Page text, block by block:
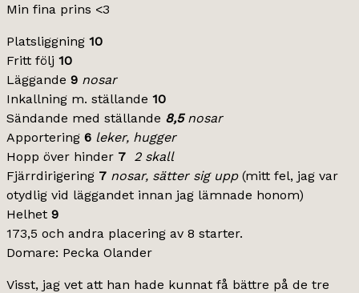
Min fina prins <3
Platsliggning 10
Fritt följ 10
Läggande 9 nosar
Inkallning m. ställande 10
Sändande med ställande 8,5nosar
Apportering 6 leker, hugger
Hopp över hinder 7 2 skall
Fjärrdirigering 7 nosar, sätter sig upp(mitt fel, jag var
otydlig vid läggandet innan jag lämnade honom)
Helhet 9
173,5 och andra placering av 8 starter.
Domare: Pecka Olander
Visst, jag vet att han hade kunnat få bättre på de tre